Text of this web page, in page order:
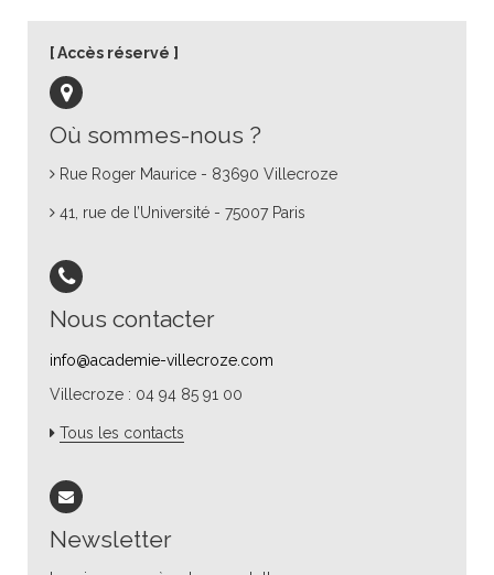
Où sommes-nous ?
Rue Roger Maurice - 83690 Villecroze
41, rue de l’Université - 75007 Paris
Nous contacter
info@academie-villecroze.com
Villecroze : 04 94 85 91 00
Tous les contacts
Newsletter
Accès réservé